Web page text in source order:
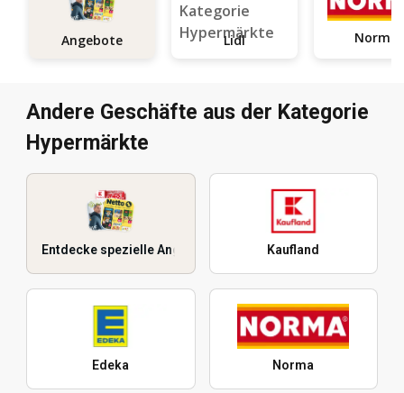
Angebote Lidl Norma
Andere Geschäfte aus der Kategorie
Hypermärkte
Entdecke spezielle Angebote Kaufland
Edeka Norma